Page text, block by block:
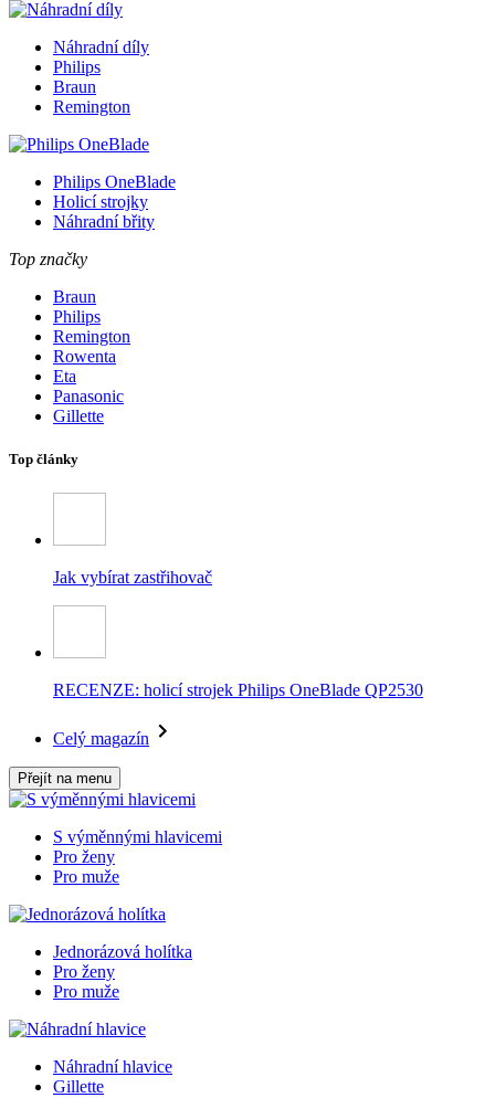
Náhradní díly
Philips
Braun
Remington
Philips OneBlade
Holicí strojky
Náhradní břity
Top značky
Braun
Philips
Remington
Rowenta
Eta
Panasonic
Gillette
Top články
Jak vybírat zastřihovač
RECENZE: holicí strojek Philips OneBlade QP2530
Celý magazín
Přejít na menu
S výměnnými hlavicemi
Pro ženy
Pro muže
Jednorázová holítka
Pro ženy
Pro muže
Náhradní hlavice
Gillette